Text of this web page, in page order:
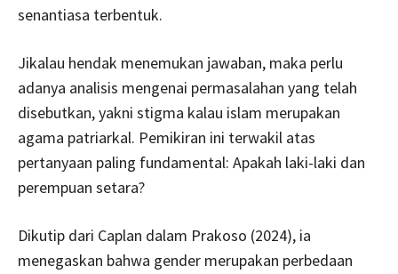
senantiasa terbentuk.
Jikalau hendak menemukan jawaban, maka perlu
adanya analisis mengenai permasalahan yang telah
disebutkan, yakni stigma kalau islam merupakan
agama patriarkal. Pemikiran ini terwakil atas
pertanyaan paling fundamental: Apakah laki-laki dan
perempuan setara?
Dikutip dari Caplan dalam Prakoso (2024), ia
menegaskan bahwa gender merupakan perbedaan